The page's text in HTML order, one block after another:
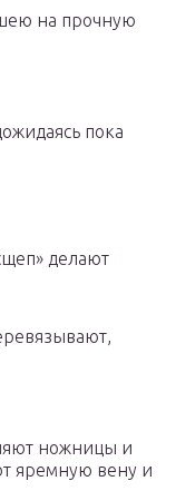
на прочную
пока
делают
ножницы и
яремную вену и